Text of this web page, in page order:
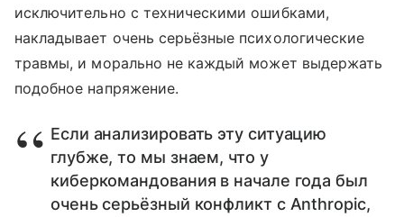
исключительно с техническими ошибками,
накладывает очень серьёзные психологические
травмы, и морально не каждый может выдержать
подобное напряжение.
Если анализировать эту ситуацию
глубже, то мы знаем, что у
киберкомандования в начале года был
очень серьёзный конфликт с Anthropic,